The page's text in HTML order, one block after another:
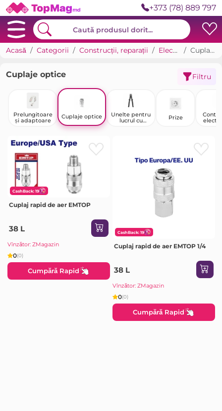
+373 (78) 889 797
Acasă Categorii Construcții, reparații Electricitate Cuplaje optice
Cuplaje optice Filtru
Prelungitoare
și adaptoare
Cuplaje optice
Unelte pentru
lucrul cu
Prize
CashBack: 19
Cuplaj rapid de aer EMTOP
38 L
Vînzător: ZMagazin
0(0)
Cumpără Rapid
CashBack: 19
Cuplaj rapid de aer EMTOP 1/4
38 L
Vînzător: ZMagazin
0(0)
Cumpără Rapid